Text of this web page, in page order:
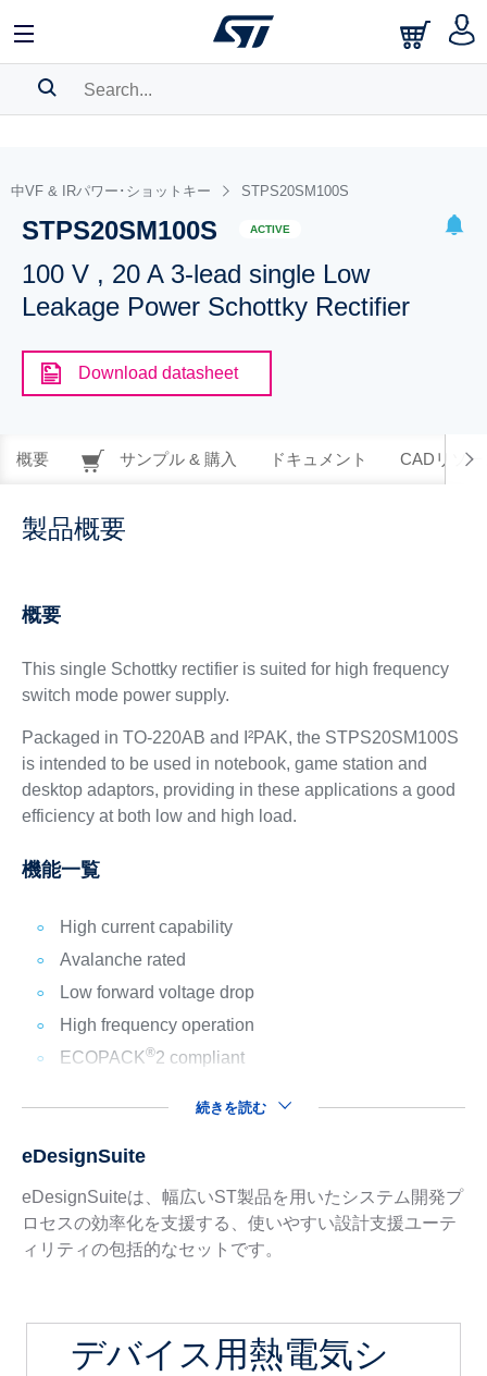
BOOKMARK
Pleaselog into show your saved searches.
中VF & IRパワー･ショットキー STPS20SM100S
STPS20SM100S ACTIVE
100 V , 20 A 3-lead single Low
Leakage Power Schottky Rectifier
Download datasheet
概要 サンプル & 購入 ドキュメント CADリソー
製品概要
概要
This single Schottky rectifier is suited for high frequency
switch mode power supply.
Packaged in TO-220AB and I²PAK, the STPS20SM100S
is intended to be used in notebook, game station and
desktop adaptors, providing in these applications a good
efficiency at both low and high load.
機能一覧
High current capability
Avalanche rated
Low forward voltage drop
High frequency operation
ECOPACK®2 compliant
続きを読む
eDesignSuite
eDesignSuiteは、幅広いST製品を用いたシステム開発プ
ロセスの効率化を支援する、使いやすい設計支援ユーテ
ィリティの包括的なセットです。
デバイス用熱電気シ